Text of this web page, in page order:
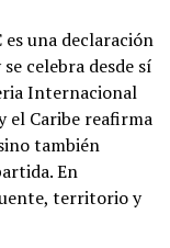
una declaración
celebra desde sí
Internacional
el Caribe reafirma
también
En
territorio y